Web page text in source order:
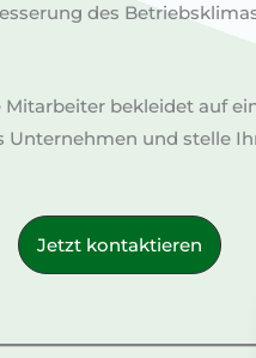
des
bekleidet auf
Unternehmen und stelle
Jetzt kontaktieren